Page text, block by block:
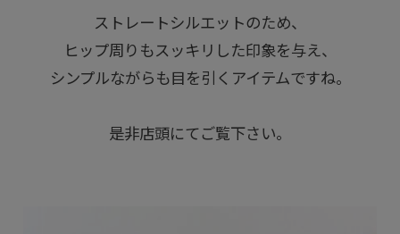
ストレートシルエットのため、
ヒップ周りもスッキリした印象を与え、
シンプルながらも目を引くアイテムですね。
是非店頭にてご覧下さい。